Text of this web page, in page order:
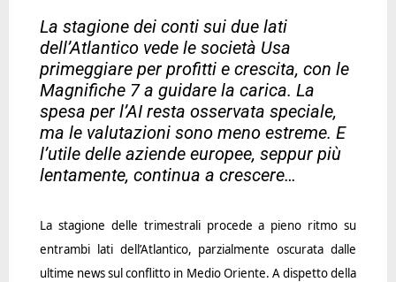
La stagione dei conti sui due lati
dell’Atlantico vede le società Usa
primeggiare per profitti e crescita, con le
Magnifiche 7 a guidare la carica. La
spesa per l’AI resta osservata speciale,
ma le valutazioni sono meno estreme. E
l’utile delle aziende europee, seppur più
lentamente, continua a crescere…
La stagione delle trimestrali procede a pieno ritmo su
entrambi lati dell’Atlantico, parzialmente oscurata dalle
ultime news sul conflitto in Medio Oriente. A dispetto della